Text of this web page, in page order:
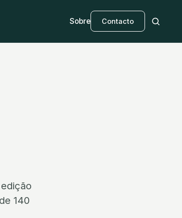
Sobre Contacto
140